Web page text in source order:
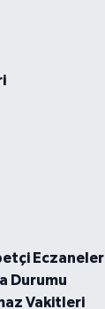
Eczaneler
Durumu
Vakitleri